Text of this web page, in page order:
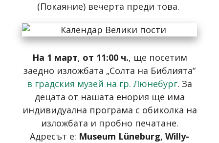
(Покаяние) вечерта преди това.
На 1 март, от 11:00 ч., ще посетим
заедно изложбата „Солта на Библията“
в градския музей на гр. Люнебург. За
децата от нашата енория ще има
индивидуална програма с обиколка на
изложбата и пробно печатане.
Адресът е: Museum Lüneburg, Willy-